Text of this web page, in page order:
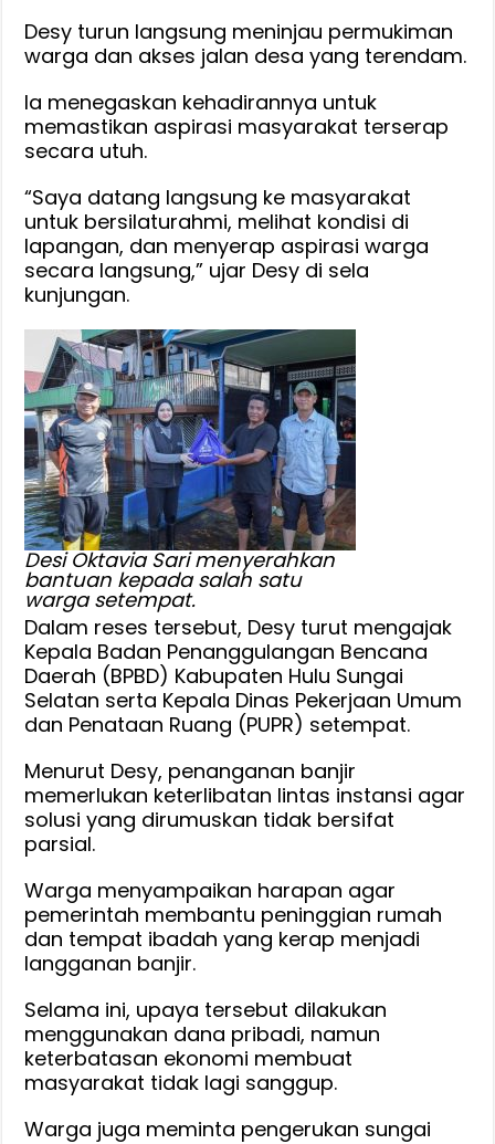
Desy turun langsung meninjau permukiman
warga dan akses jalan desa yang terendam.
Ia menegaskan kehadirannya untuk
memastikan aspirasi masyarakat terserap
secara utuh.
“Saya datang langsung ke masyarakat
untuk bersilaturahmi, melihat kondisi di
lapangan, dan menyerap aspirasi warga
secara langsung,” ujar Desy di sela
kunjungan.
Desi Oktavia Sari menyerahkan
bantuan kepada salah satu
warga setempat.
Dalam reses tersebut, Desy turut mengajak
Kepala Badan Penanggulangan Bencana
Daerah (BPBD) Kabupaten Hulu Sungai
Selatan serta Kepala Dinas Pekerjaan Umum
dan Penataan Ruang (PUPR) setempat.
Menurut Desy, penanganan banjir
memerlukan keterlibatan lintas instansi agar
solusi yang dirumuskan tidak bersifat
parsial.
Warga menyampaikan harapan agar
pemerintah membantu peninggian rumah
dan tempat ibadah yang kerap menjadi
langganan banjir.
Selama ini, upaya tersebut dilakukan
menggunakan dana pribadi, namun
keterbatasan ekonomi membuat
masyarakat tidak lagi sanggup.
Warga juga meminta pengerukan sungai